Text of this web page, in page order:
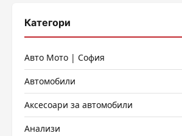
Категори
Авто Мото | София
Автомобили
Аксесоари за автомобили
Анализи